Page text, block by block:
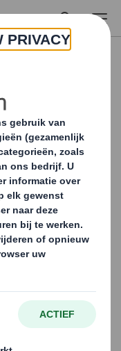
nieuwe
-
100
verpakkingen,
en -
waarin
voor de